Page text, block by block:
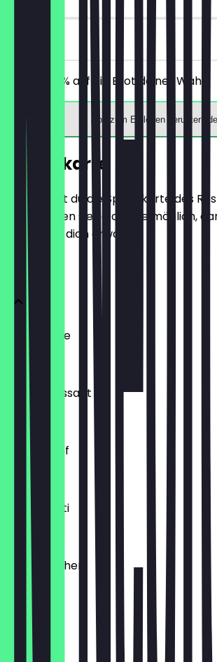
Erhalte 30% auf ein Brot deiner Wahl.
App zum Einlösen
Speisekarte
Hier findest du die Speisekarte des
aktualisieren sie so oft wie möglich,
weißt, was dich erwartet.
Ofenfrische
€ 0,54
Buttercroissant
€ 1,80
Laugenzopf
€ 1,20
Dinkelkrusti
€ 1,10
Käsebrötchen
€ 1,60